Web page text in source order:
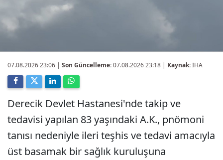
07.08.2026 23:06 | Son Güncelleme:07.08.2026 23:18 | Kaynak:İHA
Derecik Devlet Hastanesi'nde takip ve
tedavisi yapılan 83 yaşındaki A.K., pnömoni
tanısı nedeniyle ileri teşhis ve tedavi amacıyla
üst basamak bir sağlık kuruluşuna